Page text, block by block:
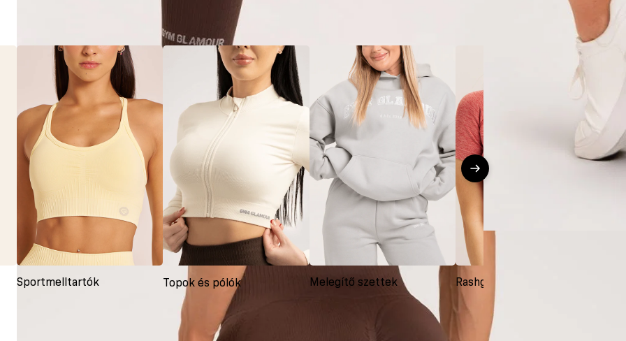
Sportmelltartók Topok és pólók Melegítő szettek Rashguardok